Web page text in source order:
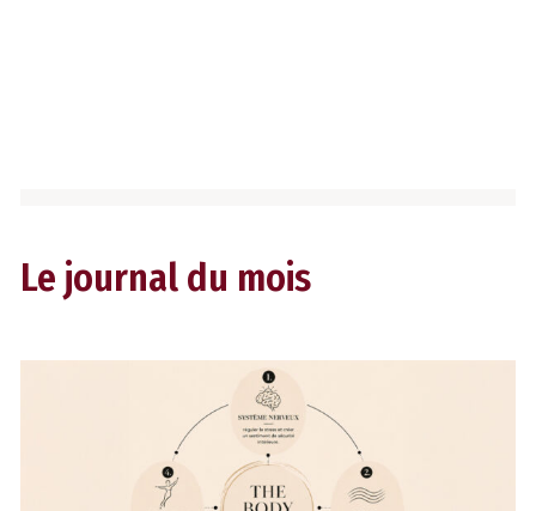
Le journal du mois